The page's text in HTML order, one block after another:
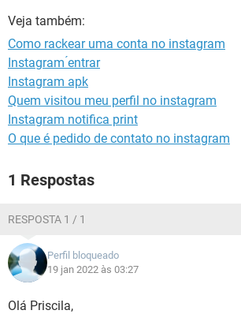
Veja também:
Como rackear uma conta no instagram
Instagram ́entrar
Instagram apk
Quem visitou meu perfil no instagram
Instagram notifica print
O que é pedido de contato no instagram
1 Respostas
RESPOSTA 1 / 1
Perfil bloqueado
19 jan 2022 às 03:27
Olá Priscila,